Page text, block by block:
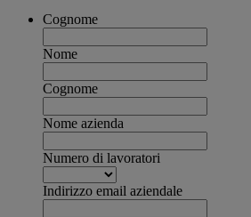
Cognome
Nome
Cognome
Nome azienda
Numero di lavoratori
Indirizzo email aziendale